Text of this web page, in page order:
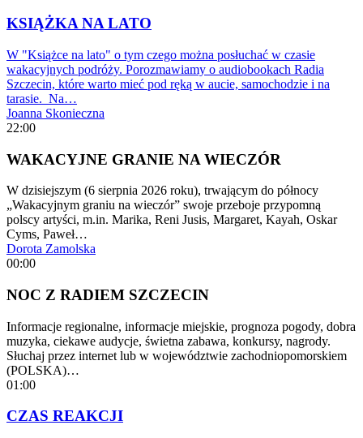
KSIĄŻKA NA LATO
W "Książce na lato" o tym czego można posłuchać w czasie
wakacyjnych podróży. Porozmawiamy o audiobookach Radia
Szczecin, które warto mieć pod ręką w aucie, samochodzie i na
tarasie. Na…
Joanna Skonieczna
22:00
WAKACYJNE GRANIE NA WIECZÓR
W dzisiejszym (6 sierpnia 2026 roku), trwającym do północy
„Wakacyjnym graniu na wieczór” swoje przeboje przypomną
polscy artyści, m.in. Marika, Reni Jusis, Margaret, Kayah, Oskar
Cyms, Paweł…
Dorota Zamolska
00:00
NOC Z RADIEM SZCZECIN
Informacje regionalne, informacje miejskie, prognoza pogody, dobra
muzyka, ciekawe audycje, świetna zabawa, konkursy, nagrody.
Słuchaj przez internet lub w województwie zachodniopomorskiem
(POLSKA)…
01:00
CZAS REAKCJI